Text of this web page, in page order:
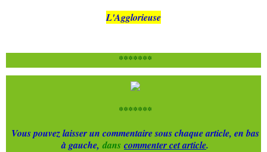
L'Agglorieuse
*******
*******
Vous pouvez laisser un commentaire sous chaque article, en bas
à gauche, dans commenter cet article.